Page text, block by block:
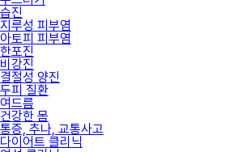
습진
지루성 피부염
아토피 피부염
한포진
비강진
결절성 양진
두피 질환
여드름
건강한 몸
통증, 추나, 교통사고
다이어트 클리닉